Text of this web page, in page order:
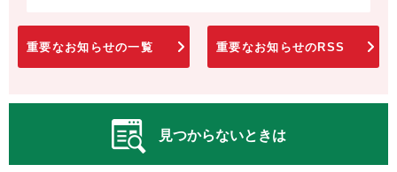
重要なお知らせの一覧 重要なお知らせのRSS
見つからないときは